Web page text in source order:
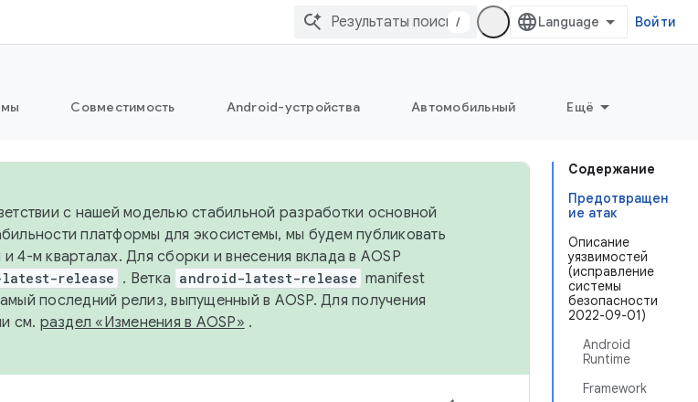
/ Войти
Совместимость Android-устройства Автомобильный Ещё
Содержание
Предотвращен
ие атак
Описание
уязвимостей
(исправление
системы
безопасности
2022-09-01)
Android
Runtime
Framework
с нашей моделью стабильной разработки основной
платформы для экосистемы, мы будем публиковать
4-м кварталах. Для сборки и внесения вклада в AOSP
latest-release . Ветка android-latest-release manifest
последний релиз, выпущенный в AOSP. Для получения
см. раздел «Изменения в AOSP» .